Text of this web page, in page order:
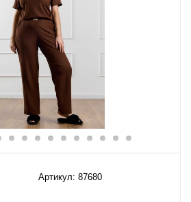
Артикул: 87680